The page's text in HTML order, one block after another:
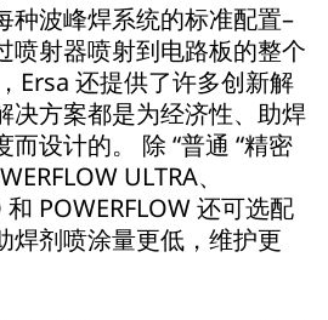
种波峰焊系统的标准配置–
喷射器喷射到电路板的整个
Ersa 还提供了许多创新解
决方案都是为经济性、助焊
设计的。 除 “普通 “精密
ULTRA、
和 POWERFLOW 还可选配
焊剂喷涂量更低，维护更